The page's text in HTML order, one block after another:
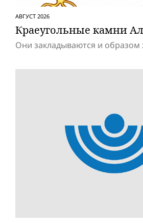
АВГУСТ 2026
Краеугольные камни
Они закладываются и образом